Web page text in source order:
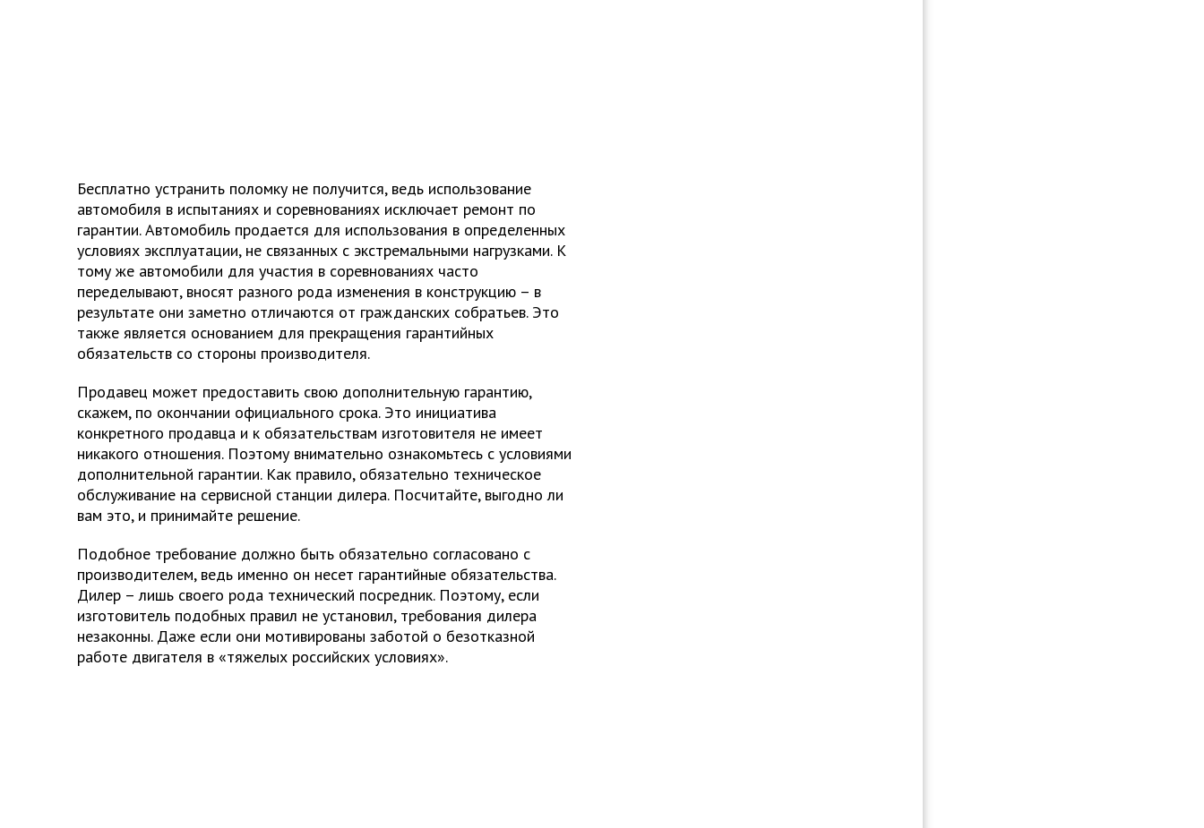
Бесплатно устранить поломку не получится, ведь использование
автомобиля в испытаниях и соревнованиях исключает ремонт по
гарантии. Автомобиль продается для использования в определенных
условиях эксплуатации, не связанных с экстремальными нагрузками. К
тому же автомобили для участия в соревнованиях часто
переделывают, вносят разного рода изменения в конструкцию – в
результате они заметно отличаются от гражданских собратьев. Это
также является основанием для прекращения гарантийных
обязательств со стороны производителя.
Продавец может предоставить свою дополнительную гарантию,
скажем, по окончании официального срока. Это инициатива
конкретного продавца и к обязательствам изготовителя не имеет
никакого отношения. Поэтому внимательно ознакомьтесь с условиями
дополнительной гарантии. Как правило, обязательно техническое
обслуживание на сервисной станции дилера. Посчитайте, выгодно ли
вам это, и принимайте решение.
Подобное требование должно быть обязательно согласовано с
производителем, ведь именно он несет гарантийные обязательства.
Дилер – лишь своего рода технический посредник. Поэтому, если
изготовитель подобных правил не установил, требования дилера
незаконны. Даже если они мотивированы заботой о безотказной
работе двигателя в «тяжелых российских условиях».